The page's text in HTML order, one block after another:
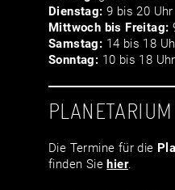
Dienstag: 9 bis 20 Uhr
Mittwoch bis Freitag:
Samstag: 14 bis 18
Sonntag: 10 bis 18 Uhr
PLANETARIUM
Die Termine für die
finden Siehier.